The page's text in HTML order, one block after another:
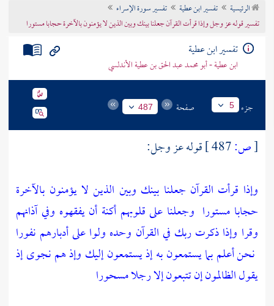
تراجم الأعلام
الرئيسية تفسير ابن عطية
تفسير سورة الإسراء
تفسير قوله عز وجل وإذا قرأت القرآن جعلنا بينك وبين الذين لا يؤمنون بالآخرة حجابا مستورا
تفسير ابن عطية
ابن عطية - أبو محمد عبد الحق بن عطية الأندلسي
جزء 5 صفحة 487
[ص:
قوله عز وجل:
وإذا قرأت القرآن جعلنا بينك وبين الذين لا يؤمنون بالآخرة
حجابا مستورا وجعلنا على قلوبهم أكنة أن يفقهوه وفي آذانهم
وقرا وإذا ذكرت ربك في القرآن وحده ولوا على أدبارهم نفورا
نحن أعلم بما يستمعون به إذ يستمعون إليك وإذ هم نجوى إذ
يقول الظالمون إن تتبعون إلا رجلا مسحورا